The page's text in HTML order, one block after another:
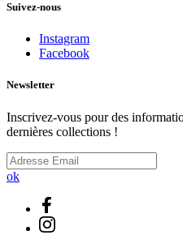
Suivez-nous
Instagram
Facebook
Newsletter
Inscrivez-vous pour des
dernières collections !
ok